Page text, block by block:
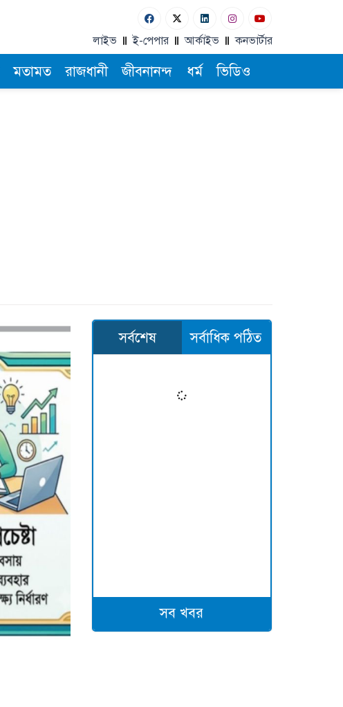
লাইভ ই-পেপার আর্কাইভ কনভার্টার
মতামত রাজধানী জীবনানন্দ ধর্ম ভিডিও
সর্বশেষ সর্বাধিক পঠিত
সব খবর